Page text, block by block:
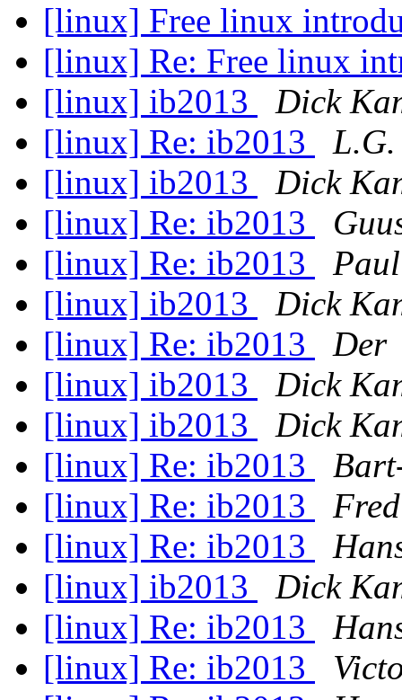
[linux] Free linux
[linux] Re: Free linux
[linux] ib2013
Dick
[linux] Re: ib2013
[linux] ib2013
Dick
[linux] Re: ib2013
[linux] Re: ib2013
[linux] ib2013
Dick
[linux] Re: ib2013
Der
[linux] ib2013
Dick
[linux] ib2013
Dick
[linux] Re: ib2013
[linux] Re: ib2013
[linux] Re: ib2013
[linux] ib2013
Dick
[linux] Re: ib2013
[linux] Re: ib2013